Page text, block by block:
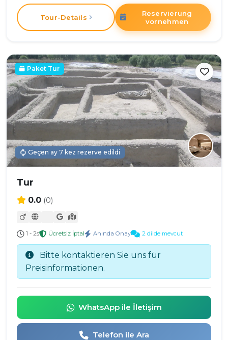
Tour-Details
Reservierung
vornehmen
Paket Tur
Geçen ay 7 kez rezerve edildi
Tur
0.0 (0)
1 - 2s Ücretsiz İptal Anında Onay 2 dilde mevcut
Bitte kontaktieren Sie uns für
Preisinformationen.
WhatsApp ile İletişim
Telefon ile Ara